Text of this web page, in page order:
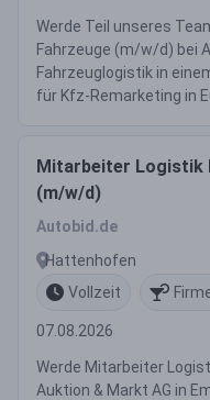
Werde Teil unseres
Fahrzeuge (m/w/d) bei
Fahrzeuglogistik in
für Kfz-Remarketing in
Mitarbeiter Logistik
(m/w/d)
Autobid.de
Hattenhofen
Vollzeit
07.08.2026
Werde Mitarbeiter
Auktion & Markt AG in